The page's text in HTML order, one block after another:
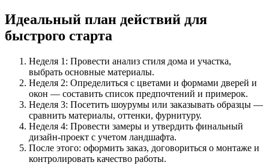
Идеальный план действий для
быстрого старта
Неделя 1: Провести анализ стиля дома и участка,
выбрать основные материалы.
Неделя 2: Определиться с цветами и формами дверей и
окон — составить список предпочтений и примерок.
Неделя 3: Посетить шоурумы или заказывать образцы —
сравнить материалы, оттенки, фурнитуру.
Неделя 4: Провести замеры и утвердить финальный
дизайн-проект с учетом ландшафта.
После этого: оформить заказ, договориться о монтаже и
контролировать качество работы.